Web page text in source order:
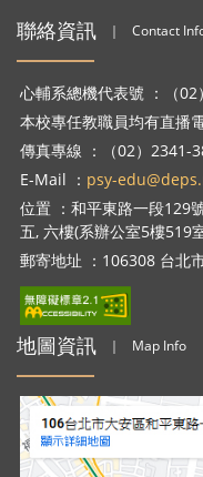
聯絡資訊 ｜ Contact
心輔系總機代表號 ：（
本校專任教職員均有直播
傳真專線 ：（02）2341-
E-Mail ： psy-
位置 ：和平東路一段129
五, 六樓(系辦公室5樓519
郵寄地址 ：106308 台北
地圖資訊 ｜ Map Info